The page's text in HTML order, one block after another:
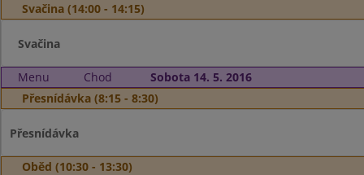
Svačina (14:00 - 14:15)
Svačina
Menu Chod
Sobota 14. 5. 2016
Přesnídávka (8:15 - 8:30)
Přesnídávka
Oběd (10:30 - 13:30)